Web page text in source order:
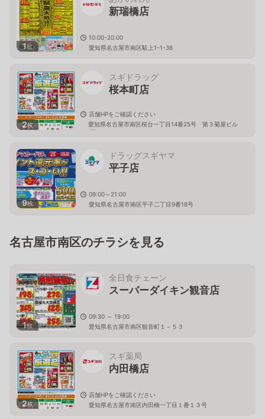
1枚
新瑞橋店
10:00-20:00
愛知県名古屋市南区駈上1-1-36
2枚
スギドラッグ
桜本町店
店舗HPをご確認ください
愛知県名古屋市南区桜台一丁目14番25号 第３菊屋ビル
1階
9枚
ドラッグスギヤマ
平子店
09:00～21:00
愛知県名古屋市南区平子二丁目9番18号
名古屋市南区のチラシを見る
1枚
全日食チェーン
スーパーダイキン観音店
09:30 ～ 19:00
愛知県名古屋市南区観音町１－５３
2枚
スギ薬局
内田橋店
店舗HPをご確認ください
愛知県名古屋市南区内田橋一丁目１番１３号